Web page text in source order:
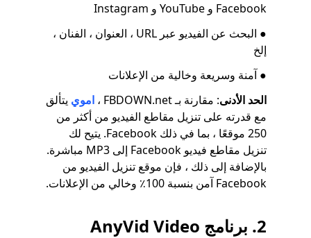
Facebook و YouTube و Instagram
● البحث عن الفيديو عبر URL ، العنوان ، الفنان ،
● آمنة وسريعة وخالية من الإعلانات
الحد الأدنى: مقارنة بـ FBDOWN.net ، اموييتألق
مع قدرته على تنزيل مقاطع الفيديو من أكثر من
250 موقعًا ، بما في ذلك Facebook. يتيح لك
تنزيل مقاطع فيديو Facebook إلى MP3 مباشرة.
بالإضافة إلى ذلك ، فإن موقع تنزيل الفيديو من
Facebook آمن بنسبة 100٪ وخالي من الإعلانات.
2. برنامج AnyVid Video